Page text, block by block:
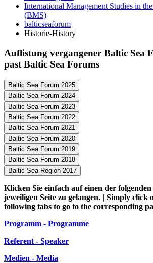
International Management Studies in
(BMS)
balticseaforum
Historie-History
Auf­lis­tung ver­gan­ge­ner Bal­tic Sea
past Bal­tic Sea Fo­rums
Baltic Sea Forum 2025
Bal­tic Sea Forum 2025
Baltic Sea Forum 2024
Bal­tic Sea Forum 2024
Baltic Sea Forum 2023
Bal­tic Sea Forum 2023
Baltic Sea Forum 2022
Bal­tic Sea Forum 2022
Baltic Sea Forum 2021
Bal­tic Sea Forum 2021
Baltic Sea Forum 2020
Bal­tic Sea Forum 2020
Baltic Sea Forum 2019
Bal­tic Sea Forum 2019
Baltic Sea Forum 2018
Bal­tic Sea Forum 2018
Baltic Sea Region 2017
Bal­tic Sea Re­gi­on 2017
Klicken Sie einfach auf einen der
jeweiligen Seite zu gelangen. | Simply click
following tabs to go to the corresponding
Programm - Programme
Referent - Speaker
Medien - Media